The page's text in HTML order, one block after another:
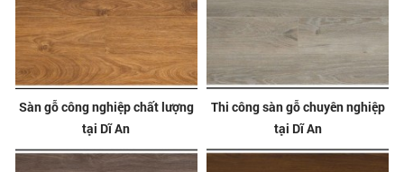
Sàn gỗ công nghiệp chất lượng
tại Dĩ An
Thi công sàn gỗ chuyên nghiệp
tại Dĩ An